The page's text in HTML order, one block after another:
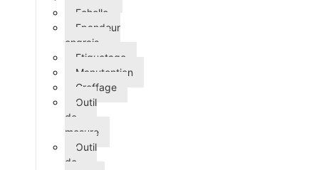
Echelle
Epandeur
engrais
Etiquetage
Manutention
Greffage
Outil
de
mesure
Outil
de